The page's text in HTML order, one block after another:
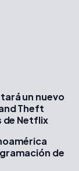
un nuevo
Theft
de Netflix
de